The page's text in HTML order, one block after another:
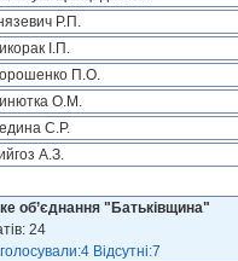
Р.П.
І.П.
П.О.
О.М.
С.Р.
А.З.
об’єднання "Батьківщина"
24
Відсутні:7